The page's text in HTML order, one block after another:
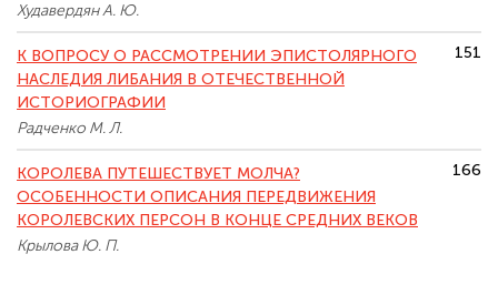
Худавердян А. Ю.
К ВОПРОСУ О РАССМОТРЕНИИ ЭПИСТОЛЯРНОГО
НАСЛЕДИЯ ЛИБАНИЯ В ОТЕЧЕСТВЕННОЙ
ИСТОРИОГРАФИИ
Радченко М. Л.
151
КОРОЛЕВА ПУТЕШЕСТВУЕТ МОЛЧА?
ОСОБЕННОСТИ ОПИСАНИЯ ПЕРЕДВИЖЕНИЯ
КОРОЛЕВСКИХ ПЕРСОН В КОНЦЕ СРЕДНИХ ВЕКОВ
Крылова Ю. П.
166